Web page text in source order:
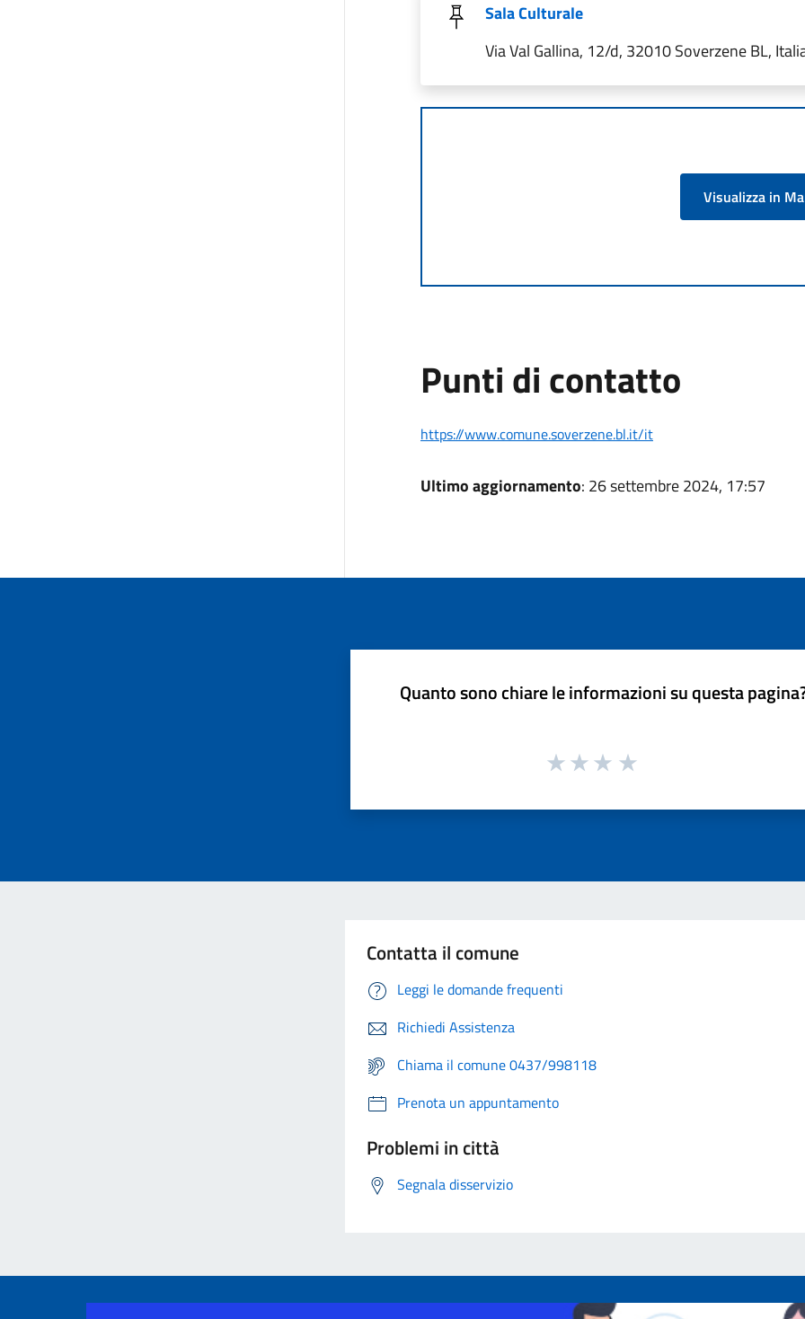
Sala Culturale
Via Val Gallina, 12/d, 32010 Soverzene BL,
Visualizza in
Punti di contatto
https://www.comune.soverzene.bl.it/it
Ultimo aggiornamento: 26 settembre 2024, 17:57
Quanto sono chiare le informazioni su questa
Contatta il comune
Leggi le domande frequenti
Richiedi Assistenza
Chiama il comune 0437/998118
Prenota un appuntamento
Problemi in città
Segnala disservizio